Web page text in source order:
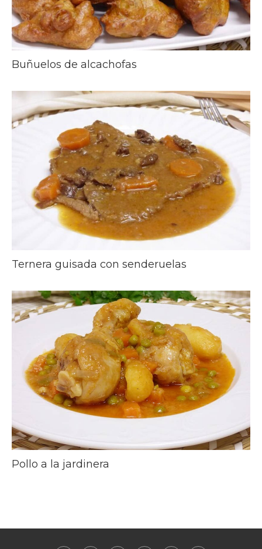
Buñuelos de alcachofas
Ternera guisada con senderuelas
Pollo a la jardinera